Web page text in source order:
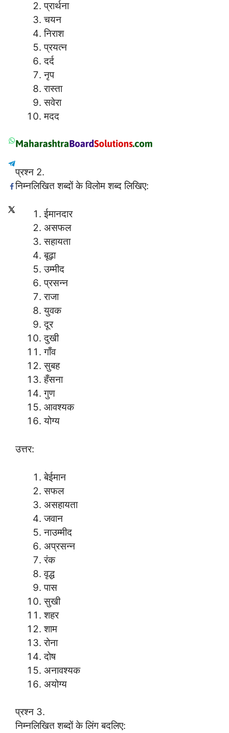
प्रार्थना
चयन
निराश
प्रयत्न
दर्द
नृप
रास्ता
सवेरा
मदद
प्रश्न 2.
निम्नलिखित शब्दों के विलोम शब्द लिखिए:
ईमानदार
असफल
सहायता
बूढ़ा
उम्मीद
प्रसन्न
राजा
युवक
दूर
दुखी
गाँव
सुबह
हँसना
गुण
आवश्यक
योग्य
उत्तर:
बेईमान
सफल
असहायता
जवान
नाउम्मीद
अप्रसन्न
रंक
वृद्ध
पास
सुखी
शहर
शाम
रोना
दोष
अनावश्यक
अयोग्य
प्रश्न 3.
निम्नलिखित शब्दों के लिंग बदलिए: